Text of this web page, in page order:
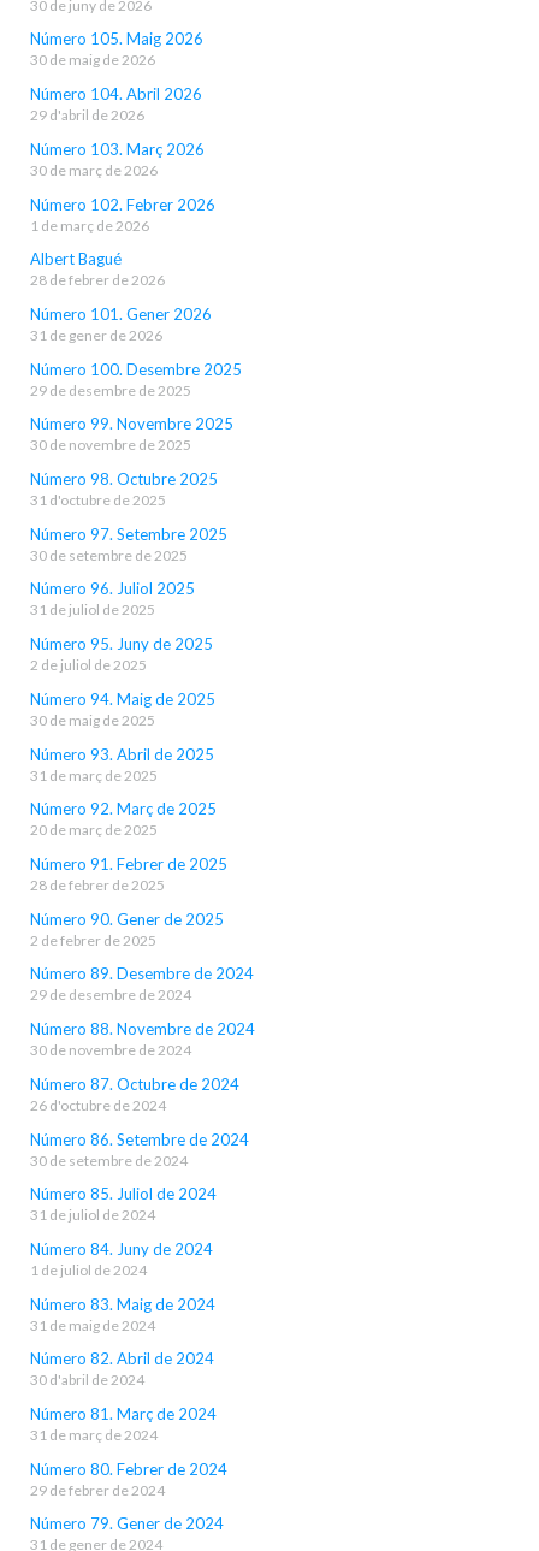
30 de juny de 2026
Número 105. Maig 2026
30 de maig de 2026
Número 104. Abril 2026
29 d'abril de 2026
Número 103. Març 2026
30 de març de 2026
Número 102. Febrer 2026
1 de març de 2026
Albert Bagué
28 de febrer de 2026
Número 101. Gener 2026
31 de gener de 2026
Número 100. Desembre 2025
29 de desembre de 2025
Número 99. Novembre 2025
30 de novembre de 2025
Número 98. Octubre 2025
31 d'octubre de 2025
Número 97. Setembre 2025
30 de setembre de 2025
Número 96. Juliol 2025
31 de juliol de 2025
Número 95. Juny de 2025
2 de juliol de 2025
Número 94. Maig de 2025
30 de maig de 2025
Número 93. Abril de 2025
31 de març de 2025
Número 92. Març de 2025
20 de març de 2025
Número 91. Febrer de 2025
28 de febrer de 2025
Número 90. Gener de 2025
2 de febrer de 2025
Número 89. Desembre de 2024
29 de desembre de 2024
Número 88. Novembre de 2024
30 de novembre de 2024
Número 87. Octubre de 2024
26 d'octubre de 2024
Número 86. Setembre de 2024
30 de setembre de 2024
Número 85. Juliol de 2024
31 de juliol de 2024
Número 84. Juny de 2024
1 de juliol de 2024
Número 83. Maig de 2024
31 de maig de 2024
Número 82. Abril de 2024
30 d'abril de 2024
Número 81. Març de 2024
31 de març de 2024
Número 80. Febrer de 2024
29 de febrer de 2024
Número 79. Gener de 2024
31 de gener de 2024